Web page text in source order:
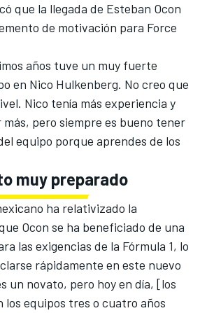
que la llegada de Esteban Ocon
de motivación para Force
años tuve un muy fuerte
en Nico Hulkenberg. No creo que
Nico tenía más experiencia y
pero siempre es bueno tener
equipo porque aprendes de los
muy preparado
ha relativizado la
Ocon se ha beneficiado de una
las exigencias de la Fórmula 1, lo
rápidamente en este nuevo
un novato, pero hoy en día, [los
equipos tres o cuatro años